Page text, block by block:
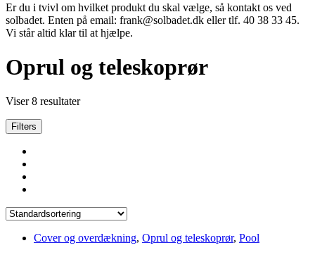
Er du i tvivl om hvilket produkt du skal vælge, så kontakt os ved
solbadet. Enten på email: frank@solbadet.dk eller tlf. 40 38 33 45.
Vi står altid klar til at hjælpe.
Oprul og teleskoprør
Viser 8 resultater
Filters
Cover og overdækning, Oprul og teleskoprør, Pool